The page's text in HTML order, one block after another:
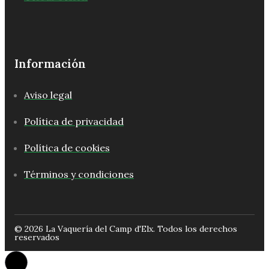
Información
Aviso legal
Política de privacidad
Política de cookies
Términos y condiciones
© 2026 La Vaquería del Camp d'Elx. Todos los derechos
reservados